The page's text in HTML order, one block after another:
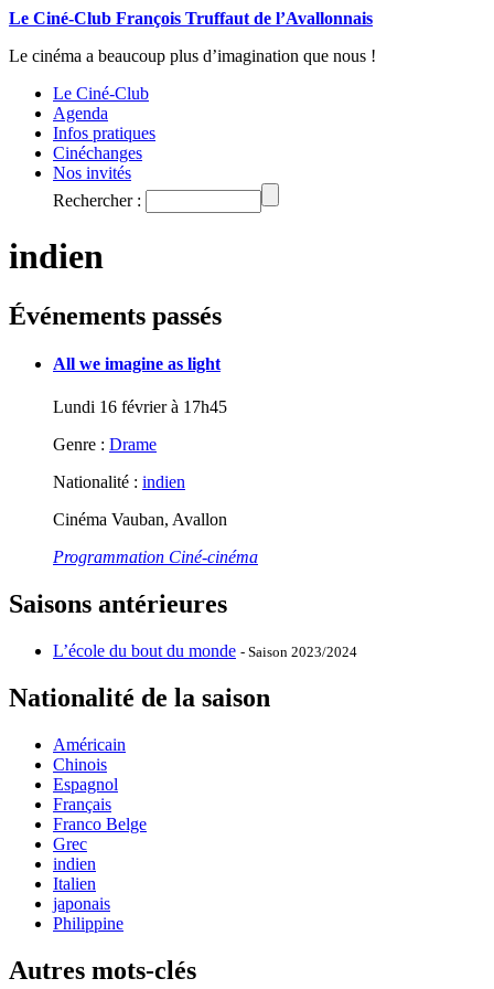
Le Ciné-Club François Truffaut de l’Avallonnais
Le cinéma a beaucoup plus d’imagination que nous !
Le Ciné-Club
Agenda
Infos pratiques
Cinéchanges
Nos invités
Rechercher :
indien
Événements passés
All we imagine as light
Lundi 16 février à 17h45
Genre : Drame
Nationalité : indien
Cinéma Vauban, Avallon
Programmation Ciné-cinéma
Saisons antérieures
L’école du bout du monde - Saison 2023/2024
Nationalité de la saison
Américain
Chinois
Espagnol
Français
Franco Belge
Grec
indien
Italien
japonais
Philippine
Autres mots-clés